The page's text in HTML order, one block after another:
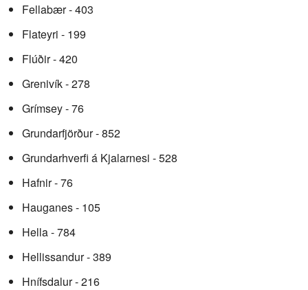
Fellabær - 403
Flateyri - 199
Flúðir - 420
Grenivík - 278
Grímsey - 76
Grundarfjörður - 852
Grundarhverfi á Kjalarnesi - 528
Hafnir - 76
Hauganes - 105
Hella - 784
Hellissandur - 389
Hnífsdalur - 216